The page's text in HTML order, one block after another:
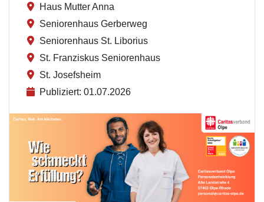
Haus Mutter Anna
Seniorenhaus Gerberweg
Seniorenhaus St. Liborius
St. Franziskus Seniorenhaus
St. Josefsheim
Publiziert: 01.07.2026